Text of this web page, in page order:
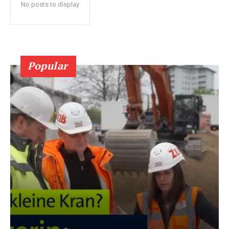
No posts to display
Popular